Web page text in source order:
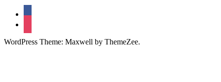
WordPress Theme: Maxwell by ThemeZee.